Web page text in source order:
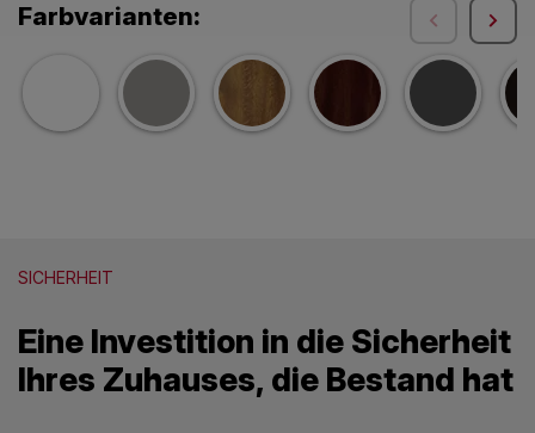
Farbvarianten:
SICHERHEIT
Eine Investition in die Sicherheit
Ihres Zuhauses, die Bestand hat